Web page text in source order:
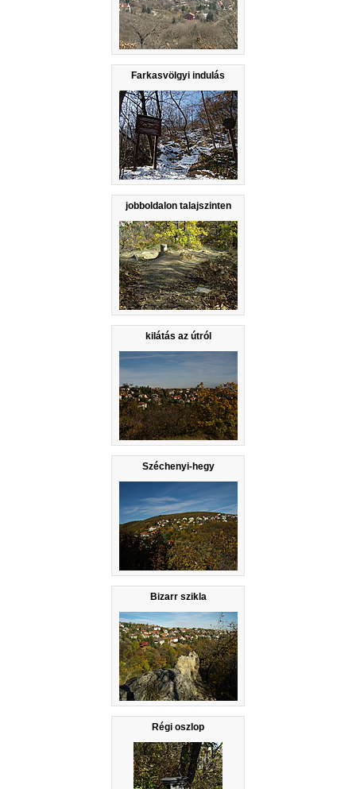
Farkasvölgyi indulás
jobboldalon talajszinten
kilátás az útról
Széchenyi-hegy
Bizarr szikla
Régi oszlop